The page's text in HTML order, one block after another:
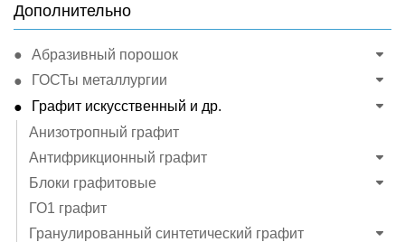
Дополнительно
Абразивный порошок
ГОСТы металлургии
Графит искусственный и др.
Анизотропный графит
Антифрикционный графит
Блоки графитовые
ГО1 графит
Гранулированный синтетический графит